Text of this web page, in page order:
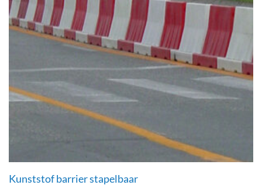
Kunststof barrier stapelbaar